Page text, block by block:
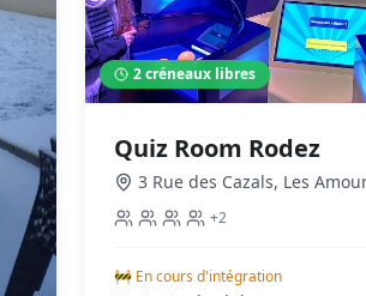
2créneaux libres
Quiz Room Rodez
3 Rue des Cazals, Les
+2
🚧 En cours d'intégration